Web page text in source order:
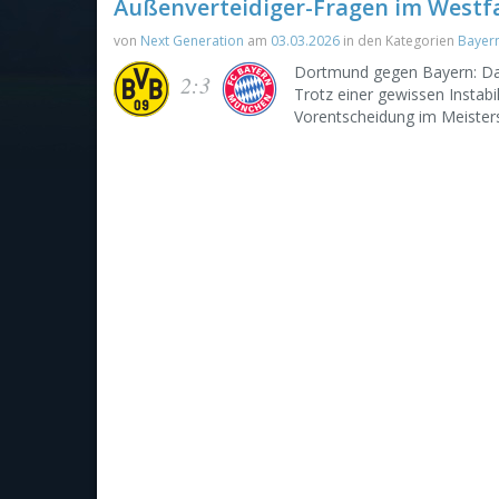
Außenverteidiger-Fragen im
von Next Generation am 03.03.2026 in den Kategorien
2:3
Dortmund gegen Bayern:
Trotz einer gewissen
Vorentscheidung im